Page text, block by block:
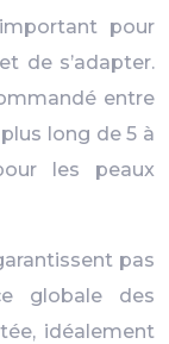
pour
de s’adapter.
entre
long de 5 à
les peaux
pas
globale des
idéalement